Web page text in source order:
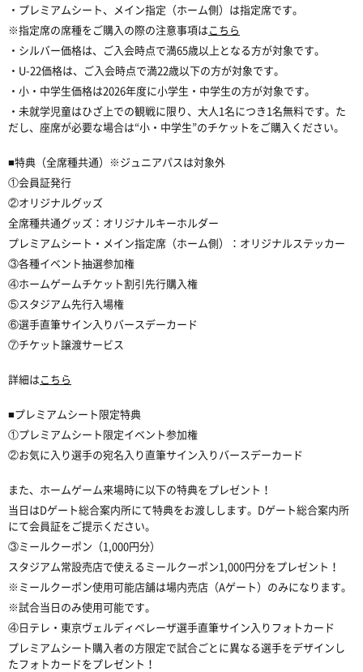
・プレミアムシート、メイン指定（ホーム側）は指定席です。
※指定席の席種をご購入の際の注意事項はこちら
・シルバー価格は、ご入会時点で満65歳以上となる方が対象です。
・U-22価格は、ご入会時点で満22歳以下の方が対象です。
・小・中学生価格は2026年度に小学生・中学生の方が対象です。
・未就学児童はひざ上での観戦に限り、大人1名につき1名無料です。た
だし、座席が必要な場合は“小・中学生”のチケットをご購入ください。
■特典（全席種共通）※ジュニアパスは対象外
①会員証発行
②オリジナルグッズ
全席種共通グッズ：オリジナルキーホルダー
プレミアムシート・メイン指定席（ホーム側）：オリジナルステッカー
③各種イベント抽選参加権
④ホームゲームチケット割引先行購入権
⑤スタジアム先行入場権
⑥選手直筆サイン入りバースデーカード
⑦チケット譲渡サービス
詳細はこちら
■プレミアムシート限定特典
①プレミアムシート限定イベント参加権
②お気に入り選手の宛名入り直筆サイン入りバースデーカード
また、ホームゲーム来場時に以下の特典をプレゼント！
当日はDゲート総合案内所にて特典をお渡しします。Dゲート総合案内所
にて会員証をご提示ください。
③ミールクーポン（1,000円分）
スタジアム常設売店で使えるミールクーポン1,000円分をプレゼント！
※ミールクーポン使用可能店舗は場内売店（Aゲート）のみになります。
※試合当日のみ使用可能です。
④日テレ・東京ヴェルディベレーザ選手直筆サイン入りフォトカード
プレミアムシート購入者の方限定で試合ごとに異なる選手をデザインし
たフォトカードをプレゼント！